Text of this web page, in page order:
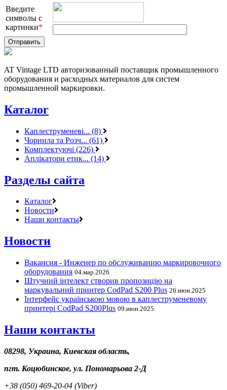
Введите
символы с
картинки*
AT Vintage LTD авторизованный поставщик промышленного
оборудования и расходных материалов для систем
промышленной маркировки.
Каталог
Каплеструменеві... (8)
Чорнила та Розч... (61)
Комплектуючі (226)
Аплікатори етик... (14)
Разделы сайта
Каталог
Новости
Наши контакты
Новости
Вакансия - Инженер по обслуживанию маркировочного
оборудования 04.мар.2026
Штучний інтелект створив пропозицію на
маркувальний принтер CodPad S200 Plus 26.июн.2025
Інтерфейс українською мовою в каплеструменевому
принтері CodPad S200Plus 09.июн.2025
Наши контакты
08298, Украина, Киевская область,
пгт. Коцюбинское, ул. Пономарьова 2-Д
+38 (050) 469-20-04 (Viber)